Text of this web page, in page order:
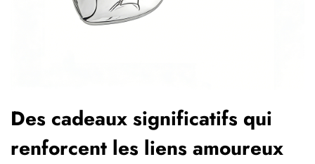
Des cadeaux significatifs qui
renforcent les liens amoureux